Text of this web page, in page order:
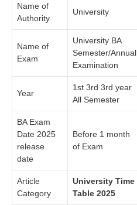
Name of
Authority
University
Name of
Exam
University BA
Semester/Annual
Examination
Year
1st 3rd 3rd year
All Semester
BA Exam
Date 2025
release
date
Before 1 month
of Exam
Article
Category
University Time
Table 2025